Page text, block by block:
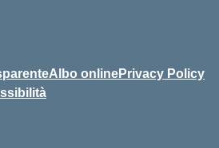
Albo onlinePrivacy Policy